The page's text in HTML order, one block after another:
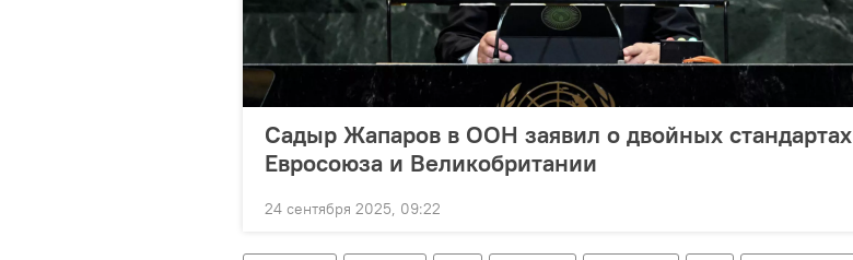
Садыр Жапаров в ООН заявил о двойных стандартах
Евросоюза и Великобритании
24 сентября 2025, 09:22